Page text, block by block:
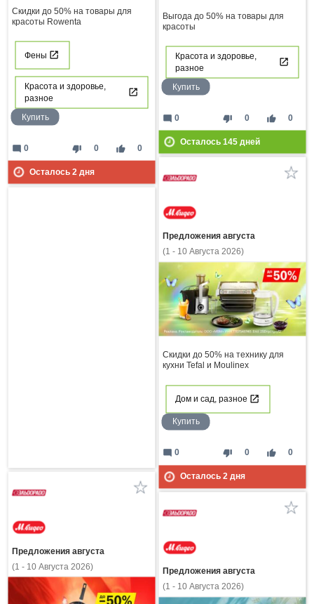
Скидки до 50% на товары для
красоты Rowenta
Фены
Красота и здоровье,
разное
Купить
thumb_down 0 thumb_up 0
mode_comment 0
Осталось 2дня
Выгода до 50% на товары для
красоты
Красота и здоровье,
разное
Купить
thumb_down 0 thumb_up 0
mode_comment 0
Осталось 145дней
Предложения августа
(1 - 10 Августа 2026)
Скидки до 50% на технику для
кухни Tefal и Moulinex
Дом и сад, разное
Купить
thumb_down 0 thumb_up 0
mode_comment 0
Осталось 2дня
Предложения августа
(1 - 10 Августа 2026)
Предложения августа
(1 - 10 Августа 2026)